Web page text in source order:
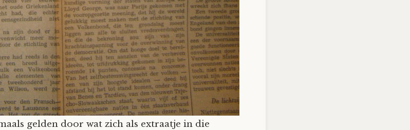
gelden door wat zich als extraatje in die